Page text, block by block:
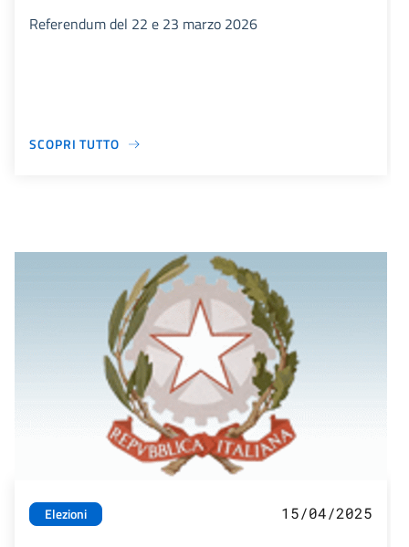
Referendum del 22 e 23 marzo 2026
SCOPRI TUTTO
Elezioni 15/04/2025